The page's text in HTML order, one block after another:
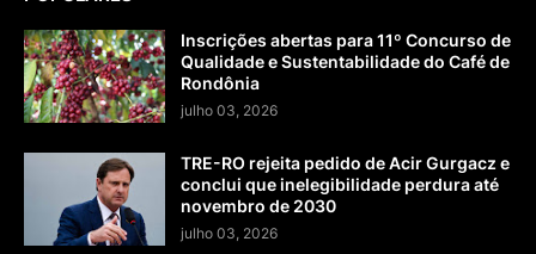
Inscrições abertas para 11º Concurso de
Qualidade e Sustentabilidade do Café de
Rondônia
julho 03, 2026
TRE-RO rejeita pedido de Acir Gurgacz e
conclui que inelegibilidade perdura até
novembro de 2030
julho 03, 2026